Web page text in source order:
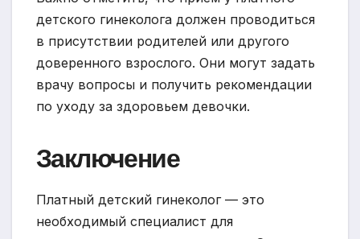
детского гинеколога должен проводиться
в присутствии родителей или другого
доверенного взрослого. Они могут задать
врачу вопросы и получить рекомендации
по уходу за здоровьем девочки.
Заключение
Платный детский гинеколог — это
необходимый специалист для